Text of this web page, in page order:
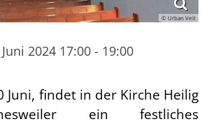
© Urban Veit
2024 17:00 - 19:00
Juni, findet in der Kirche Heilig
ein festliches